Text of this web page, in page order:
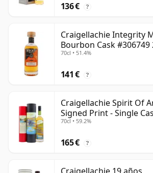
136 € ?
Craigellachie Integrity
Bourbon Cask #306749
70cl • 51.4%
141 € ?
Craigellachie Spirit Of
Signed Print - Single
70cl • 59.2%
165 € ?